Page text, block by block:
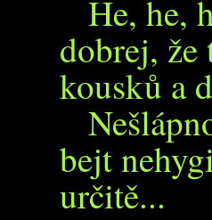
He, he,
dobrej,
kousků a
bejt
určitě...